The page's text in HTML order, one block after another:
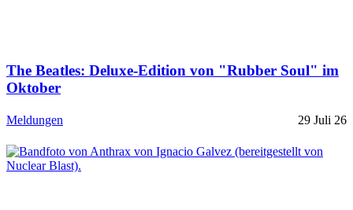
The Beatles: Deluxe-Edition von "Rubber Soul" im
Oktober
Meldungen 29 Juli 26